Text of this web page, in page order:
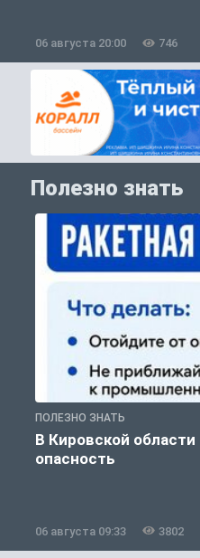
06 августа 20:00 746
Полезно знать
ПОЛЕЗНО ЗНАТЬ
В Кировской
опасность
06 августа 09:33 3802